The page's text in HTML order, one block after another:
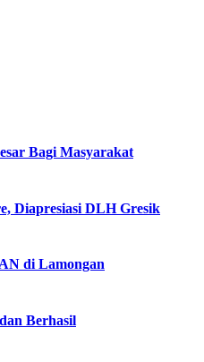
Bagi Masyarakat
Diapresiasi DLH Gresik
di Lamongan
Berhasil